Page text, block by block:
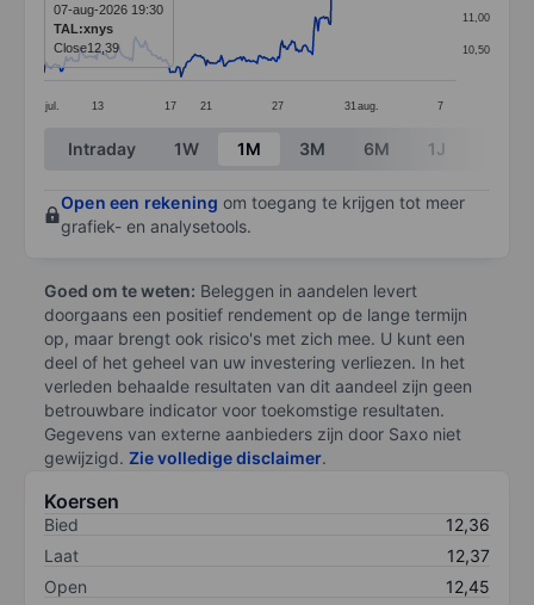
The chart has 1 X axis displaying categories.
The chart has 1 Y axis displaying values. Data
jul. 13 17 21 27 31 aug. 7
10,50
11,00
07-aug-2026 19:30
TAL:xnys
Close12,39
End of interactive chart.
Intraday 1W 1M 3M 6M 1J
Open een rekening om toegang te krijgen tot meer
grafiek- en analysetools.
Goed om te weten: Beleggen in aandelen levert
doorgaans een positief rendement op de lange termijn
op, maar brengt ook risico's met zich mee. U kunt een
deel of het geheel van uw investering verliezen. In het
verleden behaalde resultaten van dit aandeel zijn geen
betrouwbare indicator voor toekomstige resultaten.
Gegevens van externe aanbieders zijn door Saxo niet
gewijzigd. Zie volledige disclaimer.
Koersen
Bied
12,36
Laat
12,37
Open
12,45